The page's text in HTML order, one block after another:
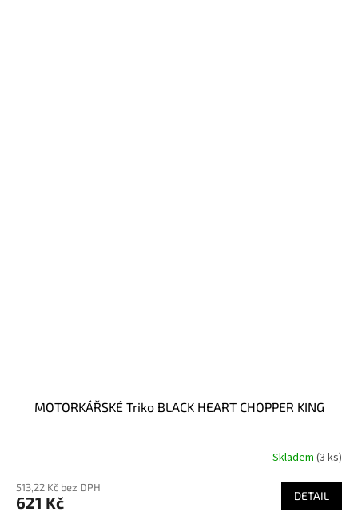
MOTORKÁŘSKÉ Triko BLACK HEART CHOPPER KING
produktu
je
Skladem(3 ks)
513,22 Kč bez DPH
621 Kč DETAIL